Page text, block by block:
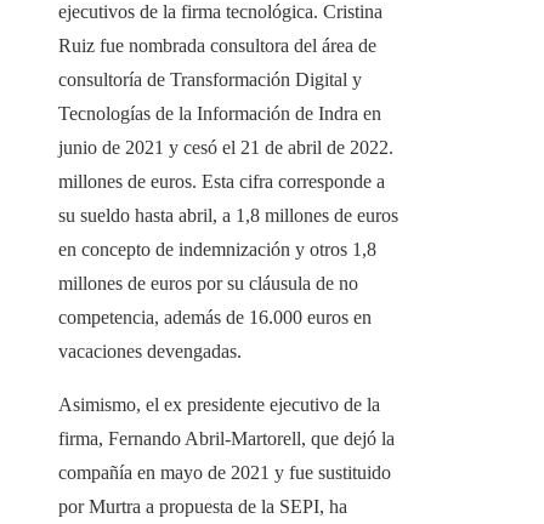
ejecutivos de la firma tecnológica. Cristina
Ruiz fue nombrada consultora del área de
consultoría de Transformación Digital y
Tecnologías de la Información de Indra en
junio de 2021 y cesó el 21 de abril de 2022.
millones de euros. Esta cifra corresponde a
su sueldo hasta abril, a 1,8 millones de euros
en concepto de indemnización y otros 1,8
millones de euros por su cláusula de no
competencia, además de 16.000 euros en
vacaciones devengadas.
Asimismo, el ex presidente ejecutivo de la
firma, Fernando Abril-Martorell, que dejó la
compañía en mayo de 2021 y fue sustituido
por Murtra a propuesta de la SEPI, ha